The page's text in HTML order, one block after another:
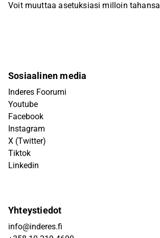
Voit muuttaa asetuksiasi milloin tahansa
Sosiaalinen media
Inderes Foorumi
Youtube
Facebook
Instagram
X (Twitter)
Tiktok
Linkedin
Yhteystiedot
info@inderes.fi